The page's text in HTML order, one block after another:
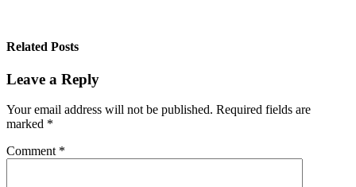
Related Posts
Leave a Reply
Your email address will not be published. Required fields are
marked *
Comment *